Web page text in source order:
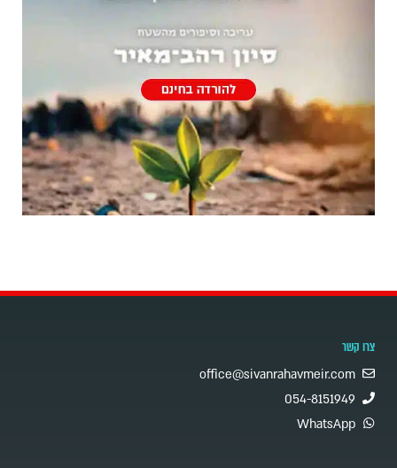
צרו קשר
office@sivanrahavmeir.com
054-8151949
WhatsApp